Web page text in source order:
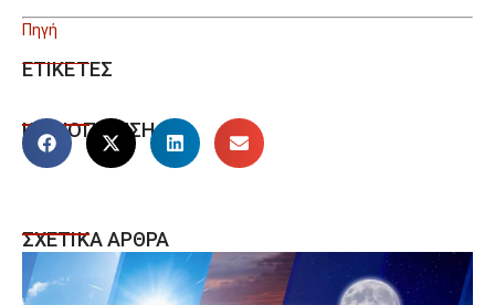
Πηγή
ΕΤΙΚΕΤΕΣ
ΚΟΙΝΟΠΟΙΗΣΗ
ΣΧΕΤΙΚΑ ΑΡΘΡΑ